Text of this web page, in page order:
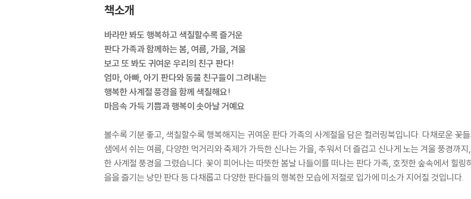
책소개
바라만 봐도 행복하고 색칠할수록 즐거운
판다 가족과 함께하는 봄, 여름, 가을, 겨울
보고 또 봐도 귀여운 우리의 친구 판다!
엄마, 아빠, 아기 판다와 동물 친구들이 그려내는
행복한 사계절 풍경을 함께 색칠해요!
마음속 가득 기쁨과 행복이 솟아날 거예요
볼수록 기분 좋고, 색칠할수록 행복해지는 귀여운 판다 가족의 사계절을 담은 컬러링북입니다. 다채로운 꽃
샘에서 쉬는 여름, 다양한 먹거리와 축제가 가득한 신나는 가을, 추워서 더 즐겁고 신나게 노는 겨울 풍경까
한 사계절 풍경을 그렸습니다. 꽃이 피어나는 따뜻한 봄날 나들이를 떠나는 판다 가족, 호젓한 숲속에서 힐
을을 즐기는 낭만 판다 등 다채롭고 다양한 판다들의 행복한 모습에 저절로 입가에 미소가 지어질 것입니다.